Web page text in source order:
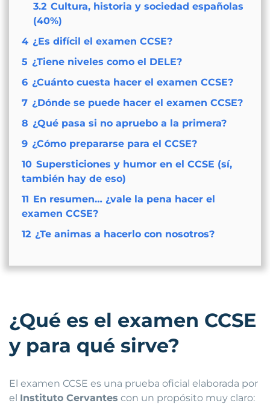
3.2 Cultura, historia y sociedad españolas
(40%)
4 ¿Es difícil el examen CCSE?
5 ¿Tiene niveles como el DELE?
6 ¿Cuánto cuesta hacer el examen CCSE?
7 ¿Dónde se puede hacer el examen CCSE?
8 ¿Qué pasa si no apruebo a la primera?
9 ¿Cómo prepararse para el CCSE?
10 Supersticiones y humor en el CCSE (sí,
también hay de eso)
11 En resumen… ¿vale la pena hacer el
examen CCSE?
12 ¿Te animas a hacerlo con nosotros?
¿Qué es el examen CCSE
y para qué sirve?
El examen CCSE es una prueba oficial elaborada por
el Instituto Cervantes con un propósito muy claro: